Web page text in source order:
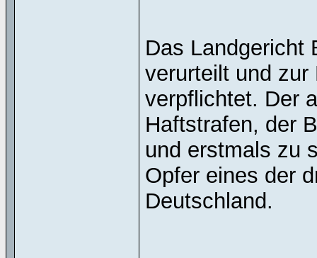
Das Landgericht
verurteilt und zur
verpflichtet. Der
Haftstrafen, der
und erstmals zu
Opfer eines der
Deutschland.